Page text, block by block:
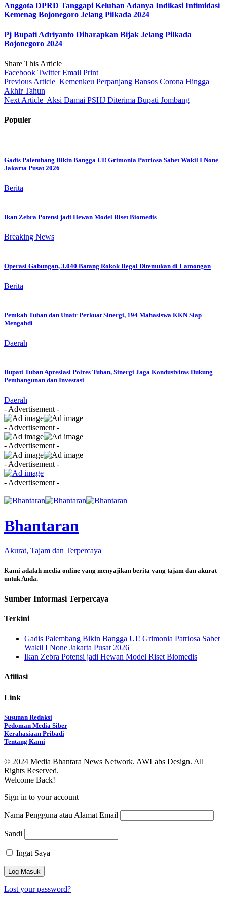
Anggota DPRD Tanggapi Keluhan Adanya Indikasi Intimidasi
Kemenag Bojonegoro Jelang Pilkada 2024
Pj Bupati Adriyanto Diharapkan Bijak Jelang Pilkada
Bojonegoro 2024
Share This Article
Facebook Twitter Email Print
Previous Article Kemenkeu Perpanjang Bansos Corona Hingga
Akhir Tahun
Next Article Aksi Damai PSHJ Diterima Bupati Jombang
Populer
Gadis Palembang Bikin Bangga UI! Grimonia Patriosa Sabet Wakil I None
Jakarta Pusat 2026
Berita
Ikan Zebra Potensi jadi Hewan Model Riset Biomedis
Breaking News
Operasi Gabungan, 3.040 Batang Rokok Ilegal Ditemukan di Lamongan
Berita
Pemkab Tuban dan Unair Perkuat Sinergi, 194 Mahasiswa KKN Siap
Mengabdi
Daerah
Bupati Tuban Apresiasi Polres Tuban, Sinergi Jaga Kondusivitas Dukung
Pembangunan dan Investasi
Daerah
- Advertisement -
- Advertisement -
- Advertisement -
- Advertisement -
- Advertisement -
Bhantaran
Akurat, Tajam dan Terpercaya
Kami adalah media online yang menyajikan berita yang tajam dan akurat
untuk Anda.
Sumber Informasi Terpercaya
Terkini
Gadis Palembang Bikin Bangga UI! Grimonia Patriosa Sabet
Wakil I None Jakarta Pusat 2026
Ikan Zebra Potensi jadi Hewan Model Riset Biomedis
Afiliasi
Link
Susunan Redaksi
Pedoman Media Siber
Kerahasiaan Pribadi
Tentang Kami
© 2024 Media Bhantara News Network. AWLabs Design. All
Rights Reserved.
Welcome Back!
Sign in to your account
Nama Pengguna atau Alamat Email
Sandi
Ingat Saya
Lost your password?